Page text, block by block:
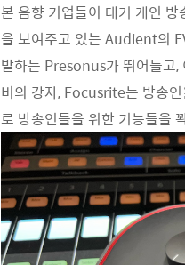
본 음향 기업들이 대거 개인
을 보여주고 있는 Audient의
발하는 Presonus가 뛰어들고,
비의 강자, Focusrite는 방송
로 방송인들을 위한 기능들을